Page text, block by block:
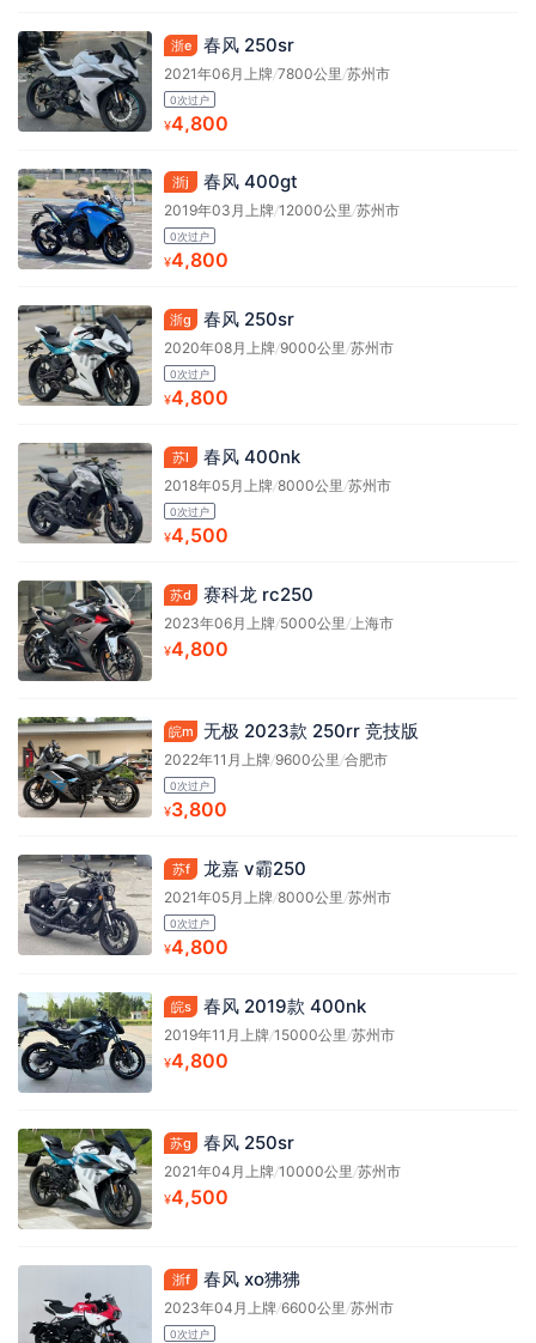
浙e 春风 250sr
2021年06月上牌/7800公里 /苏州市
0次过户
¥4,800
浙j 春风 400gt
2019年03月上牌/12000公里/苏州市
0次过户
¥4,800
浙g 春风 250sr
2020年08月上牌/9000公里/苏州市
0次过户
¥4,800
苏l 春风 400nk
2018年05月上牌/8000公里/苏州市
0次过户
¥4,500
苏d 赛科龙 rc250
2023年06月上牌/5000公里/上海市
¥4,800
皖m 无极 2023款 250rr 竞技版
2022年11月上牌/9600公里/合肥市
0次过户
¥3,800
苏f 龙嘉 v霸250
2021年05月上牌/8000公里/苏州市
0次过户
¥4,800
皖s 春风 2019款 400nk
2019年11月上牌/15000公里/苏州市
¥4,800
苏g 春风 250sr
2021年04月上牌/10000公里/苏州市
¥4,500
浙f 春风 xo狒狒
2023年04月上牌/6600公里/苏州市
0次过户